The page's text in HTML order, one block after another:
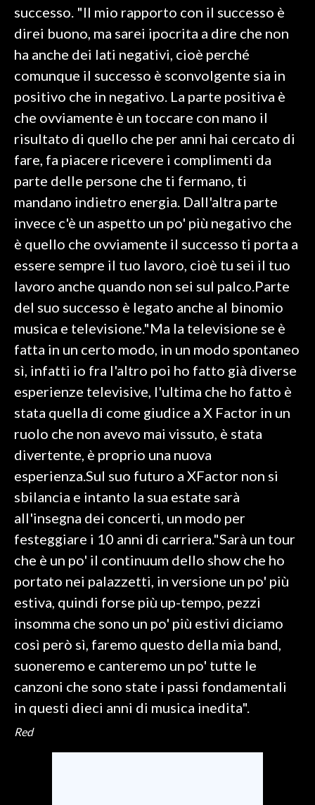
EVENTI
3 MINUTI CON
INSULARITÀ
INFO AZIENDE
ABBONATI
ANNUNCI
SPIAGGE
successo. "Il mio rapporto con il successo è
direi buono, ma sarei ipocrita a dire che non
ha anche dei lati negativi, cioè perché
comunque il successo è sconvolgente sia in
positivo che in negativo. La parte positiva è
che ovviamente è un toccare con mano il
risultato di quello che per anni hai cercato di
fare, fa piacere ricevere i complimenti da
parte delle persone che ti fermano, ti
mandano indietro energia. Dall'altra parte
invece c'è un aspetto un po' più negativo che
è quello che ovviamente il successo ti porta a
essere sempre il tuo lavoro, cioè tu sei il tuo
lavoro anche quando non sei sul palco.Parte
del suo successo è legato anche al binomio
musica e televisione."Ma la televisione se è
fatta in un certo modo, in un modo spontaneo
sì, infatti io fra l'altro poi ho fatto già diverse
esperienze televisive, l'ultima che ho fatto è
stata quella di come giudice a X Factor in un
ruolo che non avevo mai vissuto, è stata
divertente, è proprio una nuova
esperienza.Sul suo futuro a XFactor non si
sbilancia e intanto la sua estate sarà
all'insegna dei concerti, un modo per
festeggiare i 10 anni di carriera."Sarà un tour
che è un po' il continuum dello show che ho
portato nei palazzetti, in versione un po' più
estiva, quindi forse più up-tempo, pezzi
insomma che sono un po' più estivi diciamo
così però sì, faremo questo della mia band,
suoneremo e canteremo un po' tutte le
canzoni che sono state i passi fondamentali
in questi dieci anni di musica inedita".
Red